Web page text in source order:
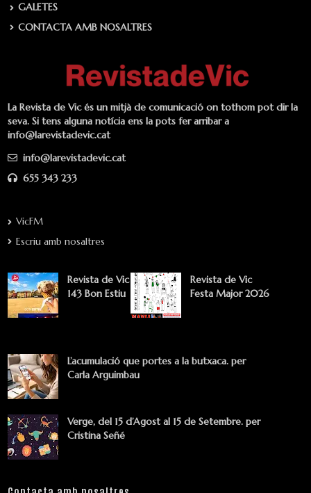
GALETES
CONTACTA AMB NOSALTRES
La Revista de Vic és un mitjà de comunicació on tothom pot dir la
seva. Si tens alguna notícia ens la pots fer arribar a
info@larevistadevic.cat
info@larevistadevic.cat
655 343 233
VicFM
Escriu amb nosaltres
Revista de Vic
143 Bon Estiu
Revista de Vic
Festa Major 2026
L’acumulació que portes a la butxaca. per
Carla Arguimbau
Verge, del 15 d’Agost al 15 de Setembre. per
Cristina Señé